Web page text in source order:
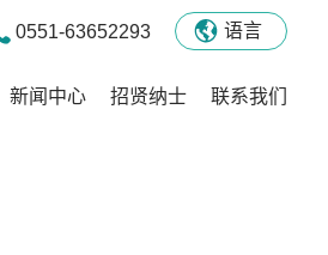
语言
0551-63652293
新闻中心 招贤纳士
联系我们